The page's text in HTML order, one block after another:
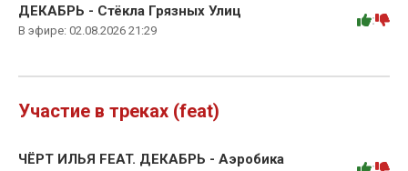
ДЕКАБРЬ - Стёкла Грязных Улиц
В эфире: 02.08.2026 21:29
:
Участие в треках (feat)
ЧЁРТ ИЛЬЯ FEAT. ДЕКАБРЬ - Аэробика